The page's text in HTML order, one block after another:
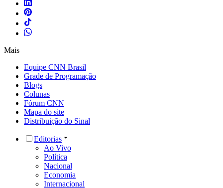
Mais
Equipe CNN Brasil
Grade de Programação
Blogs
Colunas
Fórum CNN
Mapa do site
Distribuição do Sinal
Editorias
Ao Vivo
Política
Nacional
Economia
Internacional